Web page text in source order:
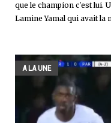
que le champion c'est lui.
Lamine Yamal qui avait la
A LA UNE